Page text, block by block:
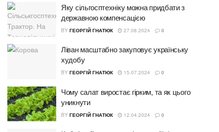
Яку сільгосптехніку можна придбати з
державною компенсацією
BY ГЕОРГІЙ ГНАТЮК 27.08.2024 0
Ліван масштабно закуповує українську
худобу
BY ГЕОРГІЙ ГНАТЮК 15.07.2024 0
Чому салат виростає гірким, та як цього
уникнути
BY ГЕОРГІЙ ГНАТЮК 12.04.2024 0